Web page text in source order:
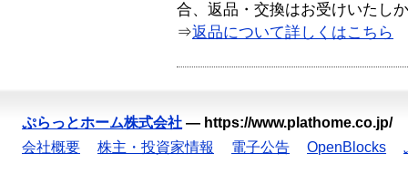
合、返品・交換はお受けいたし
⇒返品について詳しくはこちら
ぷらっとホーム株式会社 — https://www.plathome.co.jp/
会社概要
株主・投資家情報 電子公告 OpenBlocks